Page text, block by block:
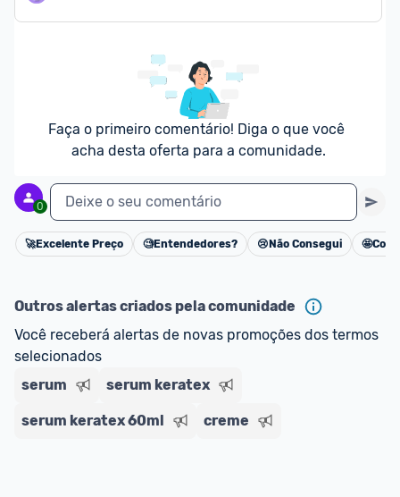
Faça o primeiro comentário! Diga o que você
acha desta oferta para a comunidade.
0 Deixe o seu comentário
Cancelar
🚀Excelente Preço 🧐Entendedores? 😢 Não Consegui 🤩
Outros alertas criados pela comunidade
Você receberá alertas de novas promoções dos termos
selecionados
serum
serum keratex
serum keratex 60ml creme